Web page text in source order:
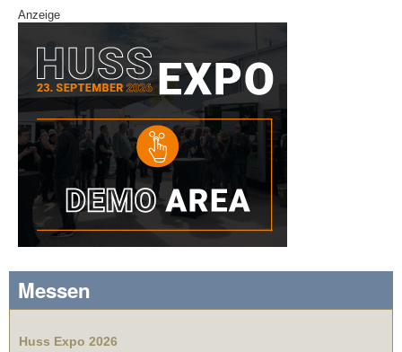
Anzeige
Messen
Huss Expo 2026